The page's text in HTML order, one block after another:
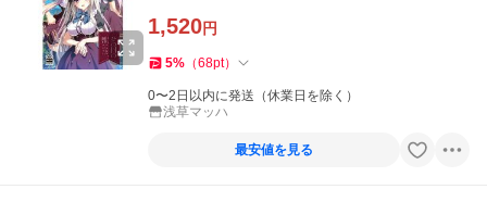
1,520円
5% （68pt）
0〜2日以内に発送（休業日を除く）
浅草マッハ
最安値を見る